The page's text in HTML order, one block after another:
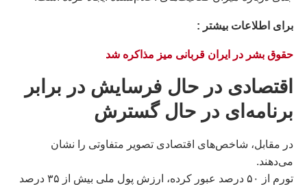
براى اطلاعات بيشتر :
حقوق بشر در ایران قربانی میز مذاکره شد
اقتصادی در حال فرسایش در برابر
برنامه‌ای در حال گسترش
در مقابل، شاخص‌های اقتصادی تصویر متفاوتی را نشان
می‌دهند.
تورم از ۵۰ درصد عبور کرده، ارزش پول ملی بیش از ۳۵ درصد